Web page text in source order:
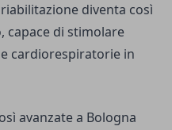
diventa così
capace di stimolare
cardiorespiratorie in
avanzate a Bologna